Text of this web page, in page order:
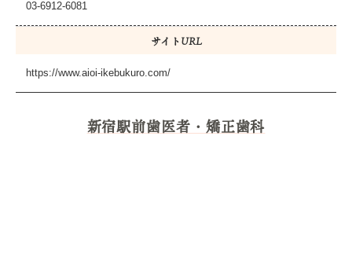
03-6912-6081
サイトURL
https://www.aioi-ikebukuro.com/
新宿駅前歯医者・矯正歯科